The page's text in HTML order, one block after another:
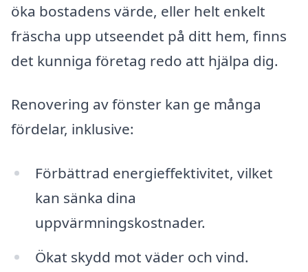
öka bostadens värde, eller helt enkelt
fräscha upp utseendet på ditt hem, finns
det kunniga företag redo att hjälpa dig.
Renovering av fönster kan ge många
fördelar, inklusive:
Förbättrad energieffektivitet, vilket
kan sänka dina
uppvärmningskostnader.
Ökat skydd mot väder och vind.